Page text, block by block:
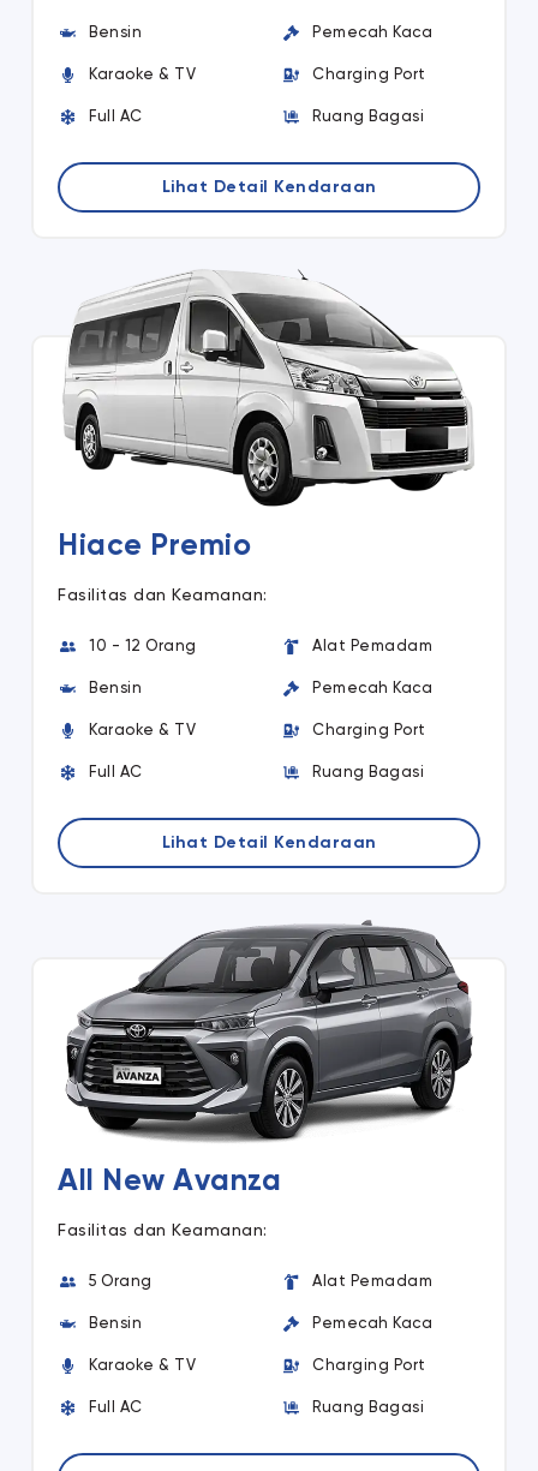
Bensin
Karaoke & TV
Full AC
Pemecah Kaca
Charging Port
Ruang Bagasi
Lihat Detail Kendaraan
Hiace Premio
Fasilitas dan Keamanan:
10 - 12 Orang
Bensin
Karaoke & TV
Full AC
Alat Pemadam
Pemecah Kaca
Charging Port
Ruang Bagasi
Lihat Detail Kendaraan
All New Avanza
Fasilitas dan Keamanan:
5 Orang
Bensin
Karaoke & TV
Full AC
Alat Pemadam
Pemecah Kaca
Charging Port
Ruang Bagasi